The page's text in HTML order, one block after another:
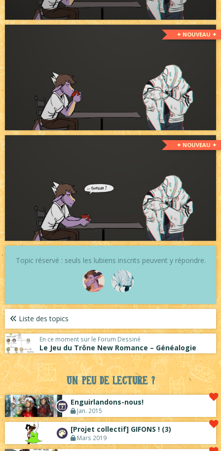
✦ NOUVEAU ✦
✦ NOUVEAU ✦
Topic réservé : seuls les lubiens inscrits peuvent y répondre.
Liste des topics
En ce moment sur le Forum Dessiné
Le Jeu du Trône New Romance – Généalogie
Un peu de lecture ?
Enguirlandons-nous!
Jan. 2015
[Projet collectif] GIFONS ! (3)
Mars 2019